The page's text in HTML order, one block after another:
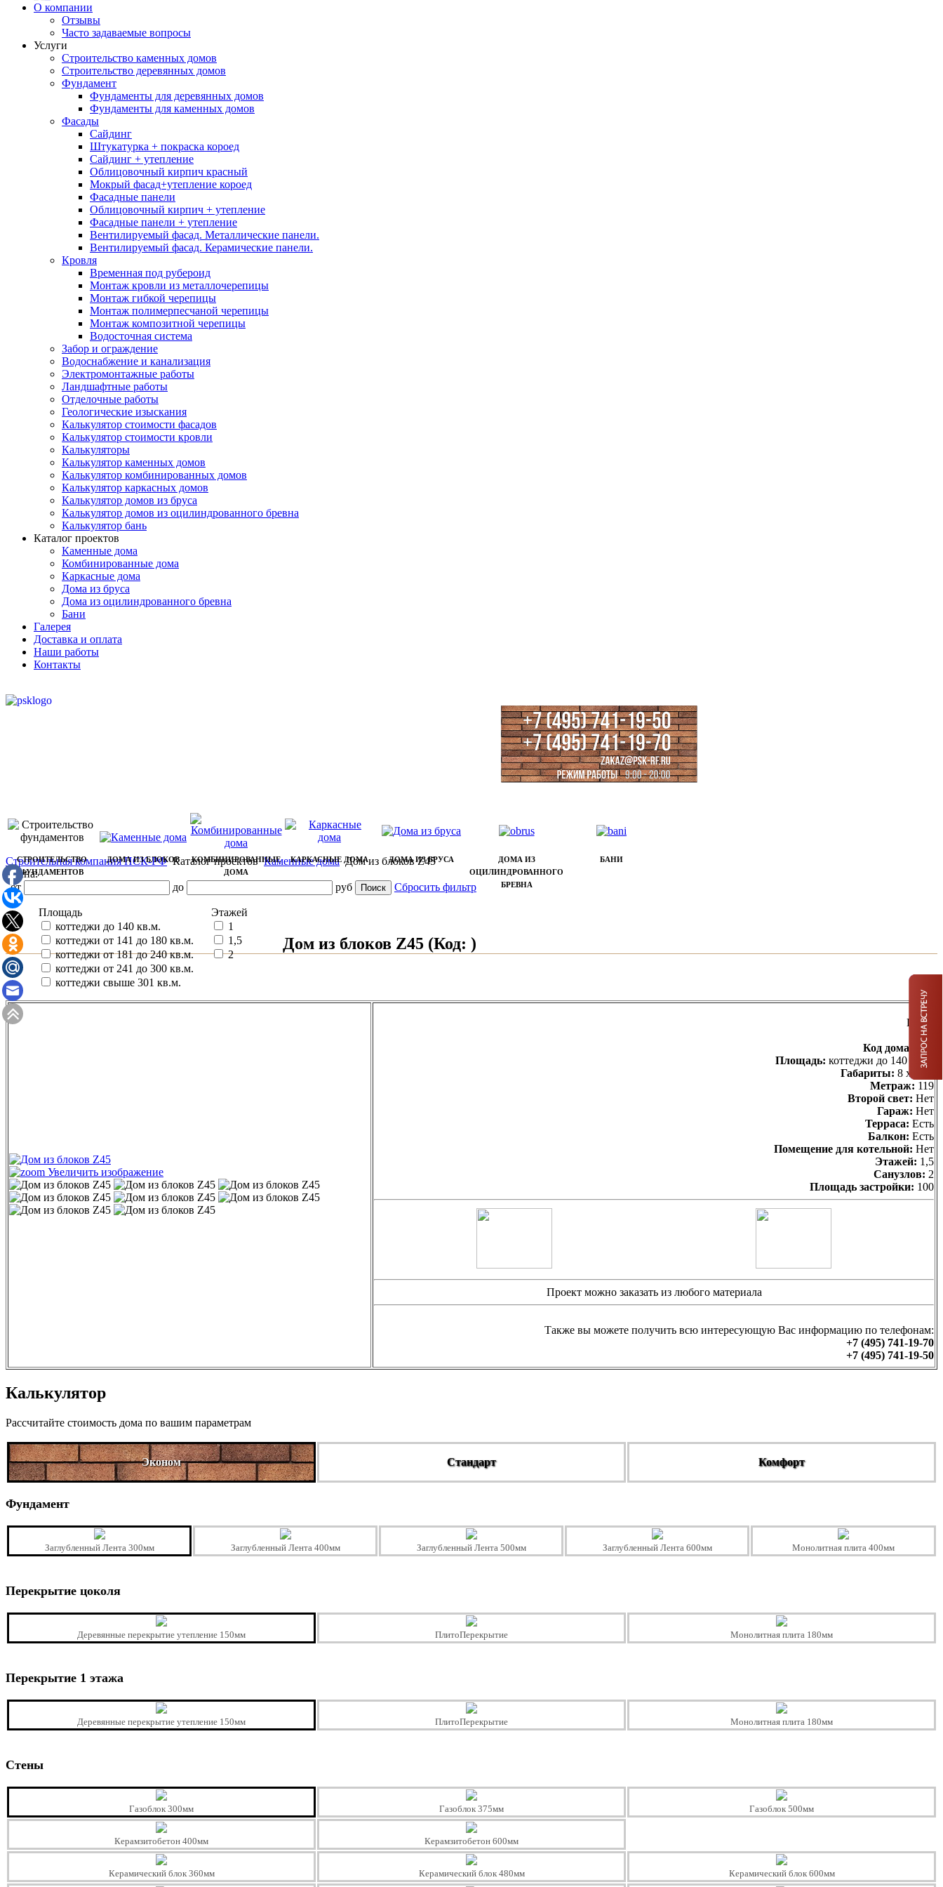
О компании
Отзывы
Часто задаваемые вопросы
Услуги
Строительство каменных домов
Строительство деревянных домов
Фундамент
Фундаменты для деревянных домов
Фундаменты для каменных домов
Фасады
Сайдинг
Штукатурка + покраска короед
Сайдинг + утепление
Облицовочный кирпич красный
Мокрый фасад+утепление короед
Фасадные панели
Облицовочный кирпич + утепление
Фасадные панели + утепление
Вентилируемый фасад. Металлические панели.
Вентилируемый фасад. Керамические панели.
Кровля
Временная под рубероид
Монтаж кровли из металлочерепицы
Монтаж гибкой черепицы
Монтаж полимерпесчаной черепицы
Монтаж композитной черепицы
Водосточная система
Забор и ограждение
Водоснабжение и канализация
Электромонтажные работы
Ландшафтные работы
Отделочные работы
Геологические изыскания
Калькулятор стоимости фасадов
Калькулятор стоимости кровли
Калькуляторы
Калькулятор каменных домов
Калькулятор комбинированных домов
Калькулятор каркасных домов
Калькулятор домов из бруса
Калькулятор домов из оцилиндрованного бревна
Калькулятор бань
Каталог проектов
Каменные дома
Комбинированные дома
Каркасные дома
Дома из бруса
Дома из оцилиндрованного бревна
Бани
Галерея
Доставка и оплата
Наши работы
Контакты
СТРОИТЕЛЬСТВО
ФУНДАМЕНТОВ
ДОМА ИЗ БЛОКОВ
КОМБИНИРОВАННЫЕ
ДОМА
КАРКАСНЫЕ ДОМА ДОМА ИЗ БРУСА
ДОМА ИЗ
ОЦИЛИНДРОВАННОГО
БРЕВНА
БАНИ
Строительная компания ПСК-РФ Каталог проектов Каменные дома Дом из блоков Z45
Цена:
от
до руб Сбросить фильтр
Площадь
коттеджи до 140 кв.м.
коттеджи от 141 до 180 кв.м.
коттеджи от 181 до 240 кв.м.
коттеджи от 241 до 300 кв.м.
коттеджи свыше 301 кв.м.
Этажей
1
1,5
2
Дом из блоков Z45 (Код: )
Увеличить изображение
Цена:
Код дома:
Z45
Площадь: коттеджи до 140 кв.м.
Габариты: 8 х 12.5
Метраж: 119
Второй свет: Нет
Гараж: Нет
Терраса: Есть
Балкон: Есть
Помещение для котельной: Нет
Этажей: 1,5
Санузлов: 2
Площадь застройки: 100
Проект можно заказать из любого материала
Также вы можете получить всю интересующую Вас информацию по телефонам:
+7 (495) 741-19-70
+7 (495) 741-19-50
Калькулятор
Рассчитайте стоимость дома по вашим параметрам
Эконом Стандарт Комфорт
Фундамент
Заглубленный Лента 300мм Заглубленный Лента 400мм Заглубленный Лента 500мм Заглубленный Лента 600мм Монолитная плита 400мм
Перекрытие цоколя
Деревянные перекрытие утепление 150мм ПлитоПерекрытие Монолитная плита 180мм
Перекрытие 1 этажа
Деревянные перекрытие утепление 150мм ПлитоПерекрытие Монолитная плита 180мм
Стены
Газоблок 300мм Газоблок 375мм Газоблок 500мм
Керамзитобетон 400мм Керамзитобетон 600мм
Керамический блок 360мм Керамический блок 480мм Керамический блок 600мм